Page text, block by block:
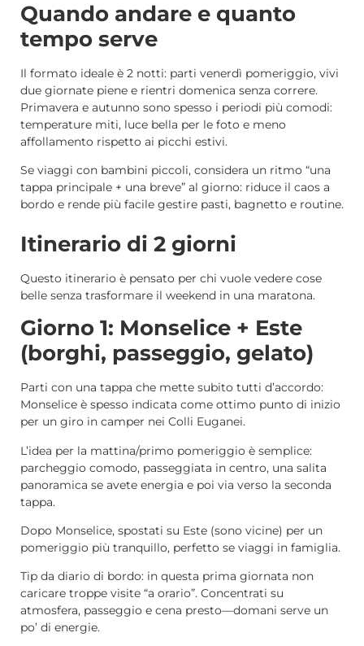
Quando andare e quanto
tempo serve
Il formato ideale è 2 notti: parti venerdì pomeriggio, vivi
due giornate piene e rientri domenica senza correre.
Primavera e autunno sono spesso i periodi più comodi:
temperature miti, luce bella per le foto e meno
affollamento rispetto ai picchi estivi.
Se viaggi con bambini piccoli, considera un ritmo “una
tappa principale + una breve” al giorno: riduce il caos a
bordo e rende più facile gestire pasti, bagnetto e routine.
Itinerario di 2 giorni
Questo itinerario è pensato per chi vuole vedere cose
belle senza trasformare il weekend in una maratona.
Giorno 1: Monselice + Este
(borghi, passeggio, gelato)
Parti con una tappa che mette subito tutti d’accordo:
Monselice è spesso indicata come ottimo punto di inizio
per un giro in camper nei Colli Euganei.
L’idea per la mattina/primo pomeriggio è semplice:
parcheggio comodo, passeggiata in centro, una salita
panoramica se avete energia e poi via verso la seconda
tappa.
Dopo Monselice, spostati su Este (sono vicine) per un
pomeriggio più tranquillo, perfetto se viaggi in famiglia.
Tip da diario di bordo: in questa prima giornata non
caricare troppe visite “a orario”. Concentrati su
atmosfera, passeggio e cena presto—domani serve un
po’ di energie.